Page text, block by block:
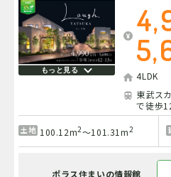
もっと見る
4LDK
東武ス
で徒歩
土地 100.12m2～101.31m2
ポラス住まいの情報館